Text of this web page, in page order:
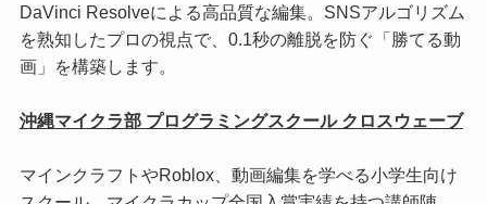
DaVinci Resolveによる高品質な編集。SNSアルゴリズム
を熟知したプロの視点で、0.1秒の離脱を防ぐ「勝てる動
画」を構築します。
沖縄マイクラ部 プログラミングスクール クロスウェーブ
マインクラフトやRoblox、動画編集を学べる小学生向け